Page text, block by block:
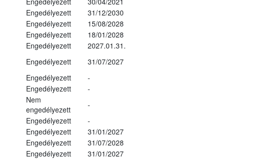
Engedélyezett
31/12/2030
Engedélyezett
15/08/2028
Engedélyezett
18/01/2028
Engedélyezett
2027.01.31.
Engedélyezett
31/07/2027
Engedélyezett
-
Engedélyezett
-
Nem
engedélyezett
-
Engedélyezett
-
Engedélyezett
31/01/2027
Engedélyezett
31/07/2028
Engedélyezett
31/01/2027